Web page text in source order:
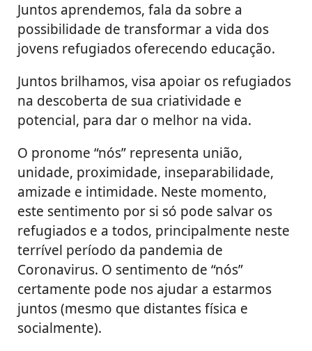
Juntos aprendemos, fala da sobre a
possibilidade de transformar a vida dos
jovens refugiados oferecendo educação.
Juntos brilhamos, visa apoiar os refugiados
na descoberta de sua criatividade e
potencial, para dar o melhor na vida.
O pronome “nós” representa união,
unidade, proximidade, inseparabilidade,
amizade e intimidade. Neste momento,
este sentimento por si só pode salvar os
refugiados e a todos, principalmente neste
terrível período da pandemia de
Coronavirus. O sentimento de “nós”
certamente pode nos ajudar a estarmos
juntos (mesmo que distantes física e
socialmente).